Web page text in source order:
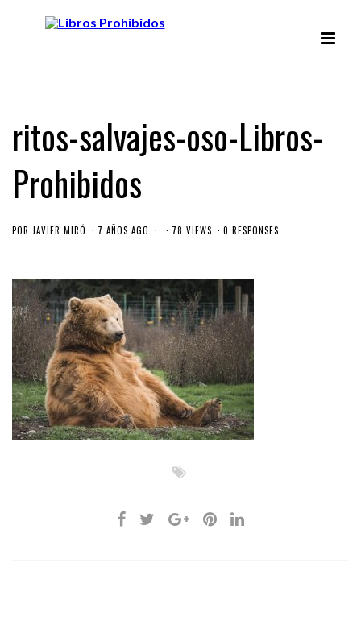
ritos-salvajes-oso-Libros-
Prohibidos
POR JAVIER MIRÓ 7 AÑOS AGO 78 VIEWS 0 RESPONSES